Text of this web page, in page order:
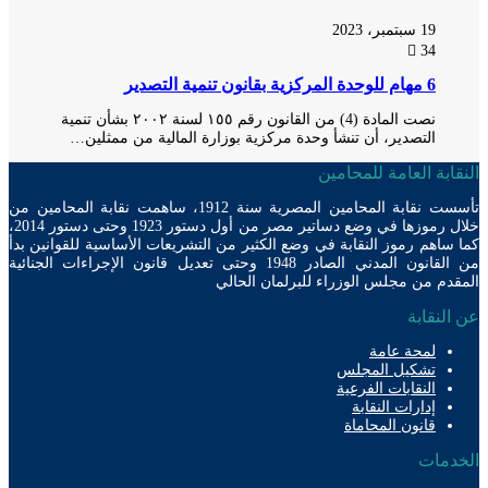
نصت المادة (4) من القانون رقم ١٥٥ لسنة ٢٠٠٢ بشأن تنمية
التصدير، أن تنشأ وحدة مركزية بوزارة المالية من ممثلين…
العامة للمحامين
تأسست نقابة المحامين المصرية سنة 1912، ساهمت نقابة المحامين من
خلال رموزها في وضع دساتير مصر من أول دستور 1923 وحتى دستور 2014،
رموز النقابة في وضع الكثير من التشريعات الأساسية للقوانين بدأ
من القانون المدني الصادر 1948 وحتى تعديل قانون الإجراءات الجنائية
من مجلس الوزراء للبرلمان الحالي
لمحة عامة
تشكيل المجلس
النقابات الفرعية
إدارات النقابة
قانون المحاماة